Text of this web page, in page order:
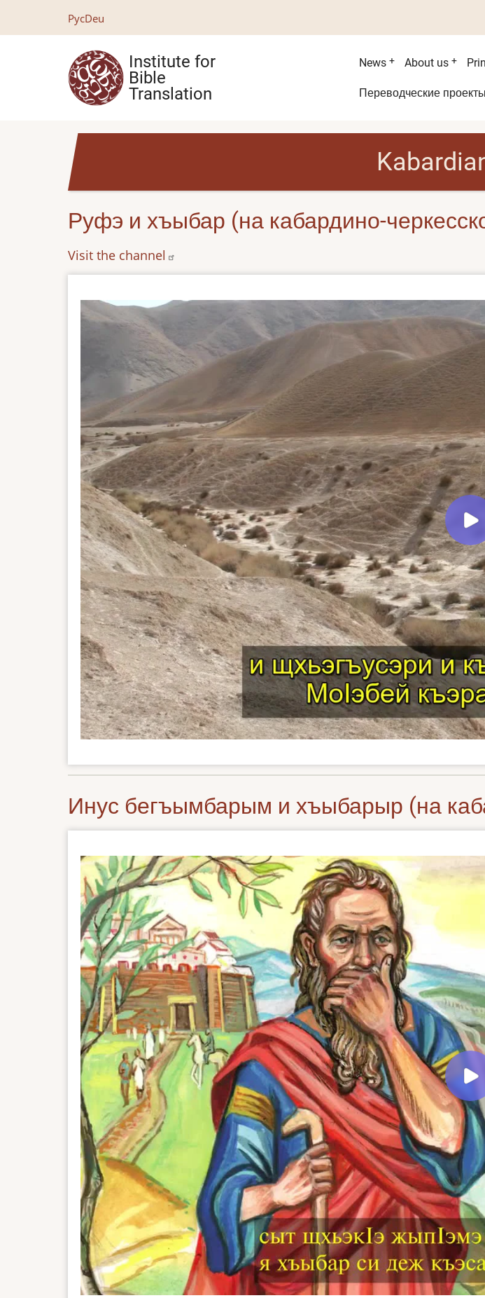
РусDeu
Institute for
Bible
Translation
Main
menu
News About us
Second
Переводческие проекты
Руфэ и хъыбар (на кабардино-
Visit the channel
Инус бегъымбарым и хъыбарыр (на